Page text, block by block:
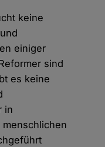
keine
einiger
sind
es keine
in